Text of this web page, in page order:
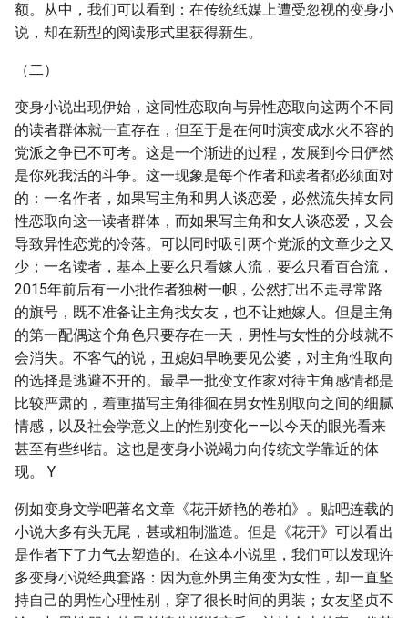
额。从中，我们可以看到：在传统纸媒上遭受忽视的变身小
说，却在新型的阅读形式里获得新生。
（二）
变身小说出现伊始，这同性恋取向与异性恋取向这两个不同
的读者群体就一直存在，但至于是在何时演变成水火不容的
党派之争已不可考。这是一个渐进的过程，发展到今日俨然
是你死我活的斗争。这一现象是每个作者和读者都必须面对
的：一名作者，如果写主角和男人谈恋爱，必然流失掉女同
性恋取向这一读者群体，而如果写主角和女人谈恋爱，又会
导致异性恋党的冷落。可以同时吸引两个党派的文章少之又
少；一名读者，基本上要么只看嫁人流，要么只看百合流，
2015年前后有一小批作者独树一帜，公然打出不走寻常路
的旗号，既不准备让主角找女友，也不让她嫁人。但是主角
的第一配偶这个角色只要存在一天，男性与女性的分歧就不
会消失。不客气的说，丑媳妇早晚要见公婆，对主角性取向
的选择是逃避不开的。最早一批变文作家对待主角感情都是
比较严肃的，着重描写主角徘徊在男女性别取向之间的细腻
情感，以及社会学意义上的性别变化——以今天的眼光看来
甚至有些纠结。这也是变身小说竭力向传统文学靠近的体
现。 Y
例如变身文学吧著名文章《花开娇艳的卷柏》。贴吧连载的
小说大多有头无尾，甚或粗制滥造。但是《花开》可以看出
是作者下了力气去塑造的。在这本小说里，我们可以发现许
多变身小说经典套路：因为意外男主角变为女性，却一直坚
持自己的男性心理性别，穿了很长时间的男装；女友坚贞不